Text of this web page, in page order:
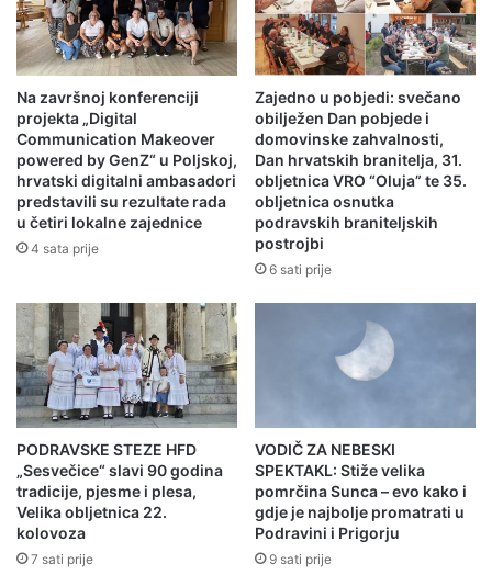
Na završnoj konferenciji
projekta „Digital
Communication Makeover
powered by GenZ“ u Poljskoj,
hrvatski digitalni ambasadori
predstavili su rezultate rada
u četiri lokalne zajednice
4 sata prije
Zajedno u pobjedi: svečano
obilježen Dan pobjede i
domovinske zahvalnosti,
Dan hrvatskih branitelja, 31.
obljetnica VRO “Oluja” te 35.
obljetnica osnutka
podravskih braniteljskih
postrojbi
6 sati prije
PODRAVSKE STEZE HFD
„Sesvečice“ slavi 90 godina
tradicije, pjesme i plesa,
Velika obljetnica 22.
kolovoza
7 sati prije
VODIČ ZA NEBESKI
SPEKTAKL: Stiže velika
pomrčina Sunca – evo kako i
gdje je najbolje promatrati u
Podravini i Prigorju
9 sati prije